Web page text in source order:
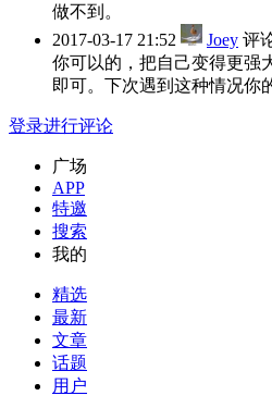
做不到。
2017-03-17 21:52
Joey 评
你可以的，把自己变得更强
即可。下次遇到这种情况你
登录进行评论
广场
APP
特邀
搜索
我的
精选
最新
文章
话题
用户